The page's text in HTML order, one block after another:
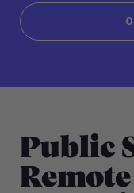
Het maakt ons werk
we allemaal ons
Public